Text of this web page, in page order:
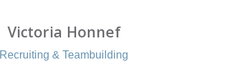
Victoria Honnef
Recruiting & Teambuilding